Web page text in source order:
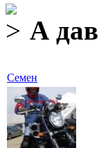
А
Семен